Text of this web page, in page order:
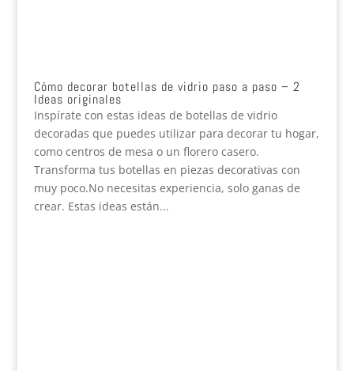
Cómo decorar botellas de vidrio paso a paso – 2
Ideas originales
Inspírate con estas ideas de botellas de vidrio
decoradas que puedes utilizar para decorar tu hogar,
como centros de mesa o un florero casero.
Transforma tus botellas en piezas decorativas con
muy poco.No necesitas experiencia, solo ganas de
crear. Estas ideas están...